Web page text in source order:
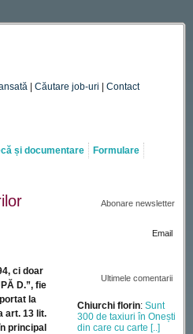
Căutare job-uri Contact
și documentare Formulare
ci doar
D.”, fie
la
art. 13 lit.
principal
Abonare newsletter
Email
Ultimele comentarii
Chiurchi florin
Sunt
300 de taxiuri în Onești